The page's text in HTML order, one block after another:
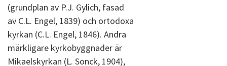
(grundplan av P.J. Gylich, fasad
av C.L. Engel, 1839) och ortodoxa
kyrkan (C.L. Engel, 1846). Andra
märkligare kyrkobyggnader är
Mikaelskyrkan (L. Sonck, 1904),